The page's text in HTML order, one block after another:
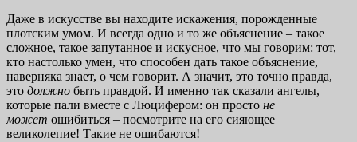
Даже в искусстве вы находите искажения, порожденные
плотским умом. И всегда одно и то же объяснение – такое
сложное, такое запутанное и искусное, что мы говорим: тот,
кто настолько умен, что способен дать такое объяснение,
наверняка знает, о чем говорит. А значит, это точно правда,
это должно быть правдой. И именно так сказали ангелы,
которые пали вместе с Люцифером: он просто не
может ошибиться – посмотрите на его сияющее
великолепие! Такие не ошибаются!